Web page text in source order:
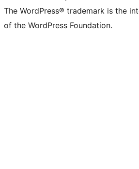
The WordPress® trademark is the
of the WordPress Foundation.